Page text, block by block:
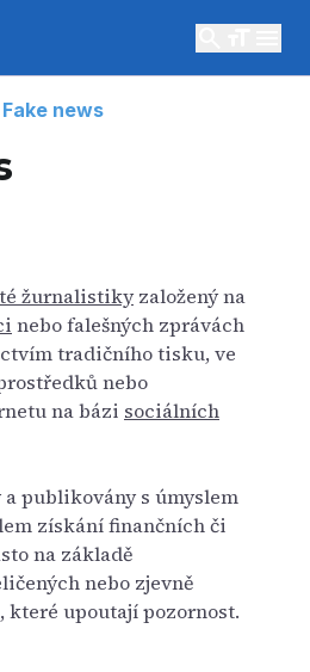
Fake news
žurnalistikyzaložený na
nebo falešných zprávách
tradičního tisku, ve
nebo
na bázi sociálních
a publikovány s úmyslem
získání finančních či
na základě
nebo zjevně
upoutají pozornost.